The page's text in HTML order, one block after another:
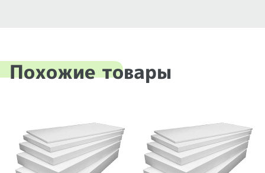
Похожие товары